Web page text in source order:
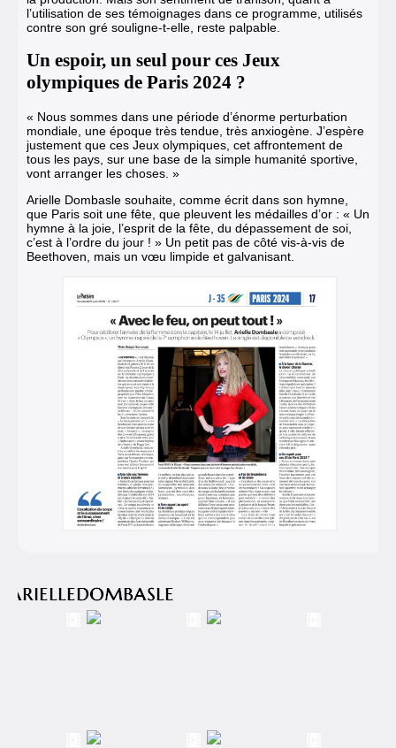
l’utilisation de ses témoignages dans ce programme, utilisés
contre son gré souligne-t-elle, reste palpable.
Un espoir, un seul pour ces Jeux
olympiques de Paris 2024 ?
« Nous sommes dans une période d’énorme perturbation
mondiale, une époque très tendue, très anxiogène. J’espère
justement que ces Jeux olympiques, cet affrontement de
tous les pays, sur une base de la simple humanité sportive,
vont arranger les choses. »
Arielle Dombasle souhaite, comme écrit dans son hymne,
que Paris soit une fête, que pleuvent les médailles d’or : « Un
hymne à la joie, l’esprit de la fête, du dépassement de soi,
c’est à l’ordre du jour ! » Un petit pas de côté vis-à-vis de
Beethoven, mais un vœu limpide et galvanisant.